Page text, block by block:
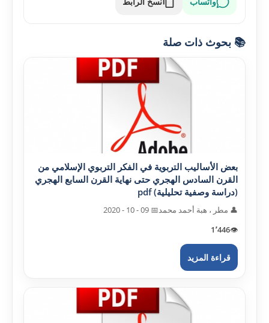
📚 بحوث ذات صلة
بعض الأساليب التربوية في الفکر التربوي الإسلامي من
القرن السادس الهجري حتى نهاية القرن السابع الهجري
(دراسة وصفية تحليلية) pdf
👤 مطر ، هبة أحمد محمد📅 09 - 10 - 2020
👁️1٬446
قراءة المزيد